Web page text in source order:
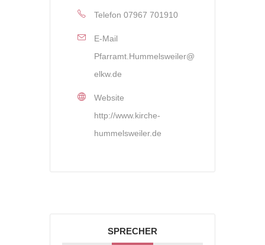
Telefon 07967 701910
E-Mail
Pfarramt.Hummelsweiler@
elkw.de
Website
http://www.kirche-
hummelsweiler.de
SPRECHER